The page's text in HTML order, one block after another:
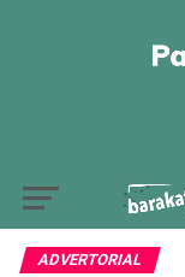
ADVERTORIAL